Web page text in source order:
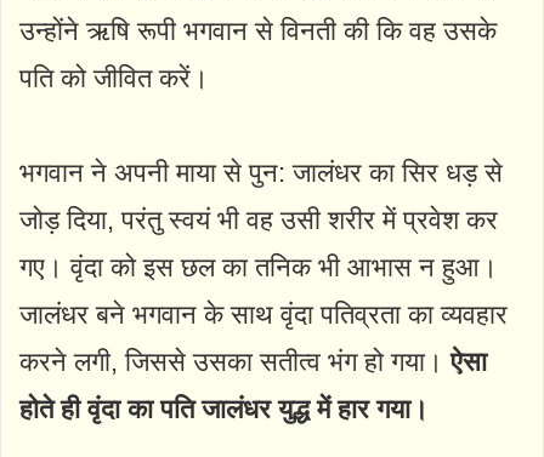
उन्होंने ऋषि रूपी भगवान से विनती की कि वह उसके
पति को जीवित करें।
भगवान ने अपनी माया से पुन: जालंधर का सिर धड़ से
जोड़ दिया, परंतु स्वयं भी वह उसी शरीर में प्रवेश कर
गए। वृंदा को इस छल का तनिक भी आभास न हुआ।
जालंधर बने भगवान के साथ वृंदा पतिव्रता का व्यवहार
करने लगी, जिससे उसका सतीत्व भंग हो गया।ऐसा
होते ही वृंदा का पति जालंधर युद्ध में हार गया।